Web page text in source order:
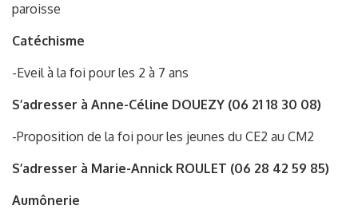
paroisse
Catéchisme
-Eveil à la foi pour les 2 à 7 ans
S’adresser à Anne-Céline DOUEZY (06 21 18 30 08)
-Proposition de la foi pour les jeunes du CE2 au CM2
S’adresser à Marie-Annick ROULET (06 28 42 59 85)
Aumônerie